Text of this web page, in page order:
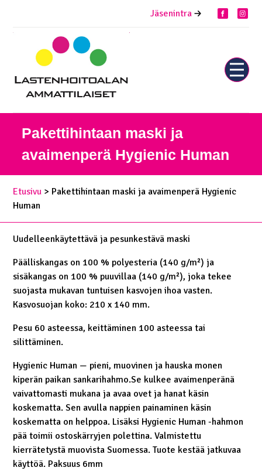
Jäsenintra facebook
piilota
Pakettihintaan maski ja
avaimenperä Hygienic Human
Etusivu > Pakettihintaan maski ja avaimenperä Hygienic
Human
Uudelleenkäytettävä ja pesunkestävä maski
Päälliskangas on 100 % polyesteria (140 g/m²) ja
sisäkangas on 100 % puuvillaa (140 g/m²), joka tekee
suojasta mukavan tuntuisen kasvojen ihoa vasten.
Kasvosuojan koko: 210 x 140 mm.
Pesu 60 asteessa, keittäminen 100 asteessa tai
silittäminen.
Hygienic Human — pieni, muovinen ja hauska monen
kiperän paikan sankarihahmo.Se kulkee avaimenperänä
vaivattomasti mukana ja avaa ovet ja hanat käsin
koskematta. Sen avulla nappien painaminen käsin
koskematta on helppoa. Lisäksi Hygienic Human -hahmon
pää toimii ostoskärryjen polettina. Valmistettu
kierrätetystä muovista Suomessa. Tuote kestää jatkuvaa
käyttöä. Paksuus 6mm